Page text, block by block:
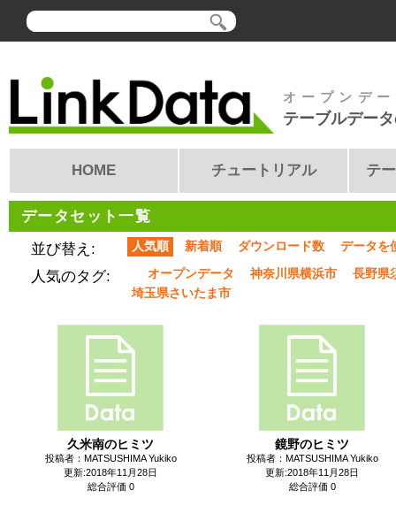
オープンデ
テーブルデー
HOME チュートリアル テ
データセット一覧
並び替え:
人気順 新着順 ダウンロード数 データを
人気のタグ: オープンデータ 神奈川県横浜市
長野県
埼玉県さいたま市
久米南のヒミツ
投稿者：MATSUSHIMA Yukiko
更新:2018年11月28日
総合評価 0
鏡野のヒミツ
投稿者：MATSUSHIMA Yukiko
更新:2018年11月28日
総合評価 0